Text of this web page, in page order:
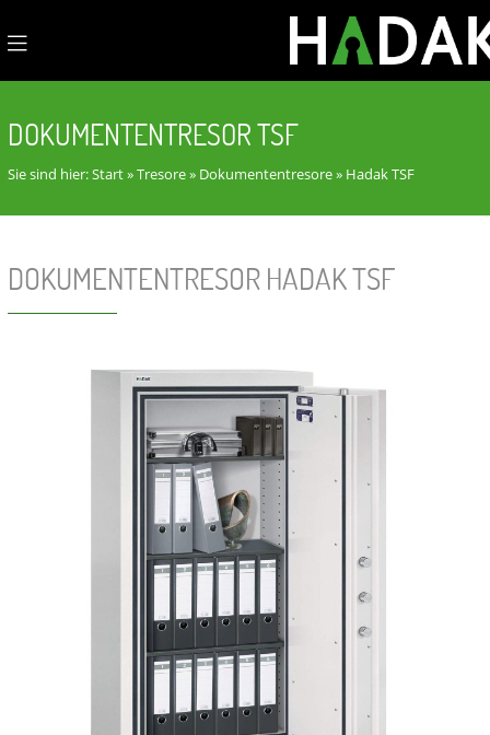
DOKUMENTENTRESOR TSF
Sie sind hier:Start»Tresore» Dokumententresore» Hadak TSF
DOKUMENTENTRESOR HADAK TSF